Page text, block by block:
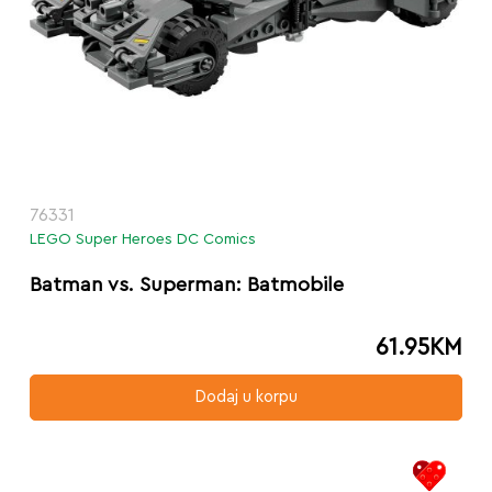
76331
LEGO Super Heroes DC Comics
Batman vs. Superman: Batmobile
61.95KM
Dodaj u korpu